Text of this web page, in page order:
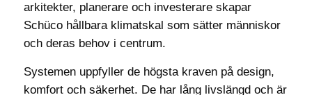
arkitekter, planerare och investerare skapar
Schüco hållbara klimatskal som sätter människor
och deras behov i centrum.
Systemen uppfyller de högsta kraven på design,
komfort och säkerhet. De har lång livslängd och är